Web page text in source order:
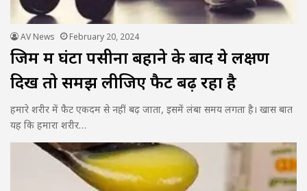
AV News February 20, 2024
जिम में घंटों पसीना बहाने के बाद ये लक्षण
दिखें तो समझ लीजिए फैट बढ़ रहा है
हमारे शरीर में फैट एकदम से नहीं बढ़ जाता, इसमें लंबा समय लगता है। खास बात
यह कि हमारा शरीर…